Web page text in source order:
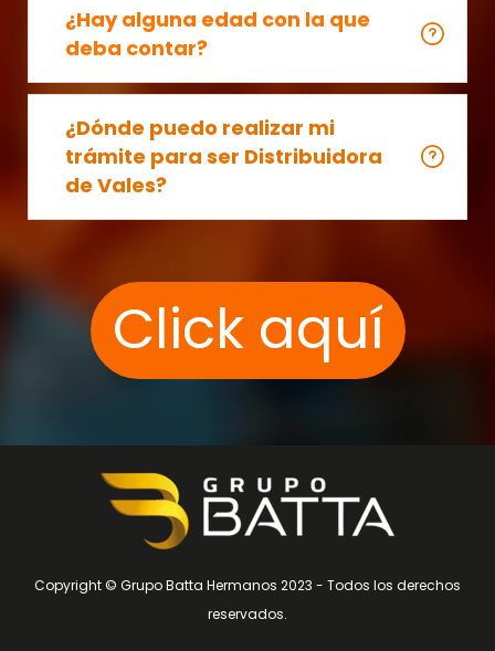
¿Hay alguna edad con la que
deba contar?
¿Dónde puedo realizar mi
trámite para ser Distribuidora
de Vales?
Click aquí
Copyright © Grupo Batta Hermanos 2023 - Todos los derechos
reservados.